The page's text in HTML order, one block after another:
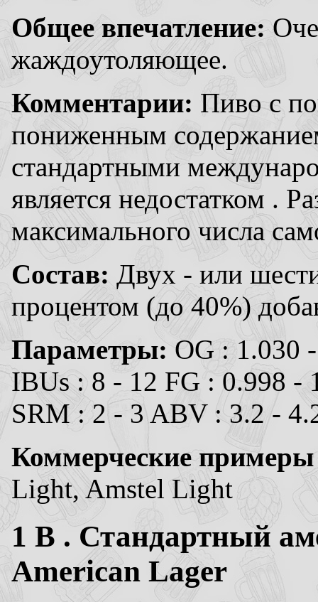
Общее впечатление:
жаждоутоляющее.
Комментарии: Пиво с
пониженным
стандартными
является недостатком .
максимального числа
Состав: Двух - или
процентом (до 40%)
Параметры: OG : 1.030
IBUs : 8 - 12 FG : 0.998 -
SRM : 2 - 3 ABV : 3.2 -
Коммерческие
Light, Amstel Light
1 B . Стандартный
American Lager